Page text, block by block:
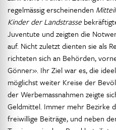
regelmässig erscheinenden
Kinder der Landstrasse
Juventute und zeigten die
auf. Nicht zuletzt dienten sie als
richteten sich an Behörden,
Gönner». Ihr Ziel war es, die
möglichst weiter Kreise der
der Werbemassnahmen zeigte
Geldmittel. Immer mehr Bezirke
freiwillige Beiträge, und neben